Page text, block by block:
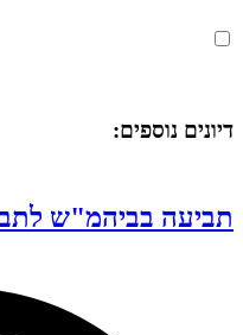
דיונים נוספים:
תביעה בביהמ"ש